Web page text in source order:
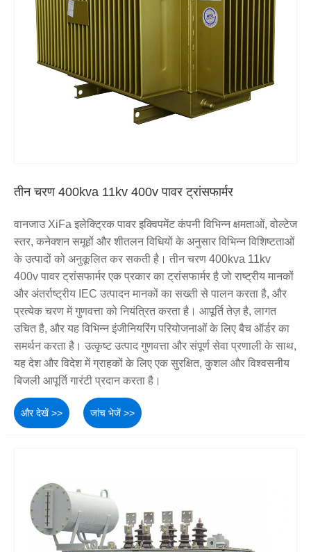
तीन चरण 400kva 11kv 400v पावर ट्रांसफार्मर
वानजाउ XiFa इलेक्ट्रिक पावर इक्विपमेंट कंपनी विभिन्न क्षमताओं, वोल्टेज
स्तर, कनेक्शन समूहों और शीतलन विधियों के अनुसार विभिन्न विशिष्टताओं
के उत्पादों को अनुकूलित कर सकती है। तीन चरण 400kva 11kv
400v पावर ट्रांसफार्मर एक प्रकार का ट्रांसफार्मर है जो राष्ट्रीय मानकों
और अंतर्राष्ट्रीय IEC उत्पादन मानकों का सख्ती से पालन करता है, और
प्रत्येक चरण में गुणवत्ता को नियंत्रित करता है। आपूर्ति तेज़ है, लागत
उचित है, और यह विभिन्न इंजीनियरिंग परियोजनाओं के लिए बैच ऑर्डर का
समर्थन करता है। उत्कृष्ट उत्पाद गुणवत्ता और संपूर्ण सेवा प्रणाली के साथ,
यह देश और विदेश में ग्राहकों के लिए एक सुरक्षित, कुशल और विश्वसनीय
बिजली आपूर्ति गारंटी प्रदान करता है।
और देखें >> जांच भेजें >>